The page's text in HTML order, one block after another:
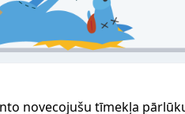
novecojušu tīmekļa